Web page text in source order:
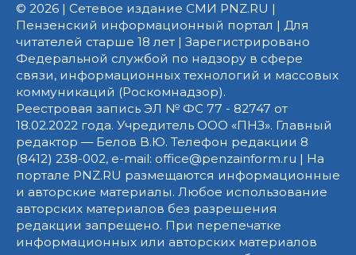
© 2026 | Сетевое издание СМИ PNZ.RU |
Пензенский информационный портал | Для
читателей старше 18 лет | Зарегистрировано
Федеральной службой по надзору в сфере
связи, информационных технологий и массовых
коммуникаций (Роскомнадзор).
Реестровая запись ЭЛ № ФС 77 - 82747 от
18.02.2022 года. Учредитель ООО «ПНЗ». Главный
редактор — Белов В.Ю. Телефон редакции 8
(8412) 238-002, e-mail: office@penzainform.ru | На
портале PNZ.RU размещаются информационные
и авторские материалы. Любое использование
авторских материалов без разрешения
редакции запрещено. При перепечатке
информационных или авторских материалов